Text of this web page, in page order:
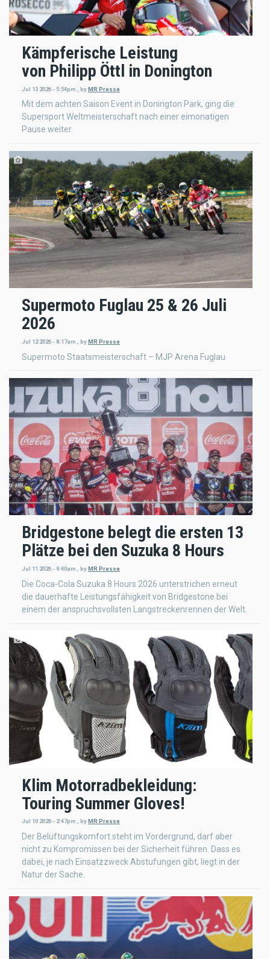
Kämpferische Leistung
von Philipp Öttl in Donington
Jul 13 2026 - 5:54pm byMR Presse
Mit dem achten Saison Event in Donington Park, ging die
Supersport Weltmeisterschaft nach einer eimonatigen
Pause weiter.
Supermoto Fuglau 25 & 26 Juli
2026
Jul 12 2026 - 8:17am byMR Presse
Supermoto Staatsmeisterschaft – MJP Arena Fuglau
Bridgestone belegt die ersten 13
Plätze bei den Suzuka 8 Hours
Jul 11 2026 - 9:40am byMR Presse
Die Coca-Cola Suzuka 8 Hours 2026 unterstrichen erneut
die dauerhafte Leistungsfähigkeit von Bridgestone bei
einem der anspruchsvollsten Langstreckenrennen der Welt.
Klim Motorradbekleidung:
Touring Summer Gloves!
Jul 10 2026 - 2:47pm byMR Presse
Der Belüftungskomfort steht im Vordergrund, darf aber
nicht zu Kompromissen bei der Sicherheit führen. Dass es
dabei, je nach Einsatzzweck Abstufungen gibt, liegt in der
Natur der Sache.